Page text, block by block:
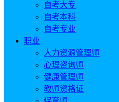
自考大专
自考本科
自考专业
职业
人力资源管理师
心理咨询师
健康管理师
教师资格证